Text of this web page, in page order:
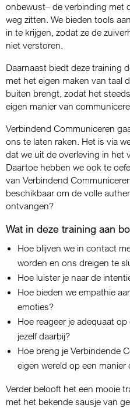
onbewust– de verbinding met
weg zitten. We bieden tools
in te krijgen, zodat ze de
niet verstoren.
Daarnaast biedt deze training
met het eigen maken van taal
buiten brengt, zodat het
eigen manier van
Verbindend Communiceren
ons te laten raken. Het is via
dat we uit de overleving in het
Daartoe hebben we ook te
van Verbindend
beschikbaar om de volle
ontvangen?
Wat in deze training aan
Hoe blijven we in contact
worden en ons dreigen te
Hoe luister je naar de
Hoe bieden we empathie
emoties?
Hoe reageer je adequaat
jezelf daarbij?
Hoe breng je Verbindende
eigen wereld op een manier
Verder belooft het een mooie
met het bekende sausje van